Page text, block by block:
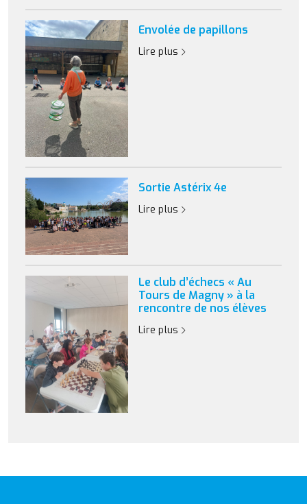
Envolée de papillons
Lire plus
Sortie Astérix 4e
Lire plus
Le club d’échecs « Au
Tours de Magny » à la
rencontre de nos élèves
Lire plus